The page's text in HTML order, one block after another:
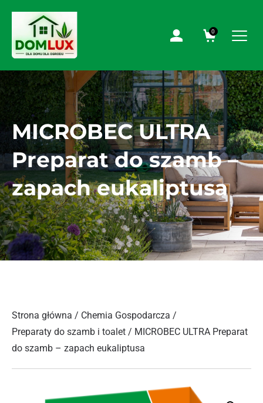
0
MICROBEC ULTRA
Preparat do szamb –
zapach eukaliptusa
Strona główna / Chemia Gospodarcza /
Preparaty do szamb i toalet / MICROBEC ULTRA Preparat
do szamb – zapach eukaliptusa